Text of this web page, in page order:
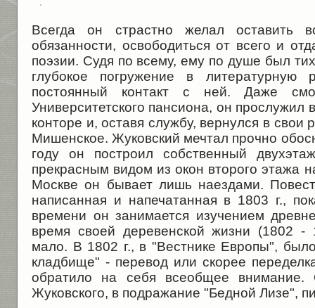
Всегда он страстно желал оставить
обязанности, освободиться от всего и
поэзии. Судя по всему, ему по душе был
глубокое погружение в литературную
постоянный контакт с ней. Даже
Университетского пансиона, он прослужил
конторе и, оставя службу, вернулся в
Мишенское. Жуковский мечтал прочно
году он построил собственный
прекрасным видом из окон второго этажа
Москве он бывает лишь наездами.
написанная и напечатанная в 1803 г.,
времени он занимается изучением
время своей деревенской жизни (1802 -
мало. В 1802 г., в "Вестнике Европы",
кладбище" - перевод или скорее
обратило на себя всеобщее
Жуковского, в подражание "Бедной Лизе",